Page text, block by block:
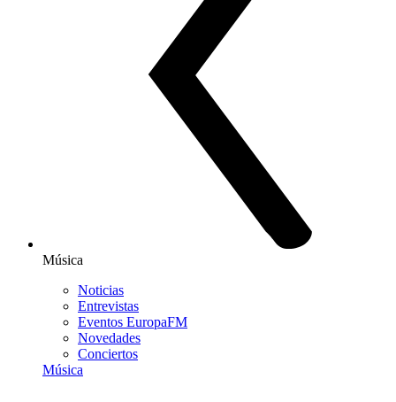
Música
Noticias
Entrevistas
Eventos EuropaFM
Novedades
Conciertos
Música